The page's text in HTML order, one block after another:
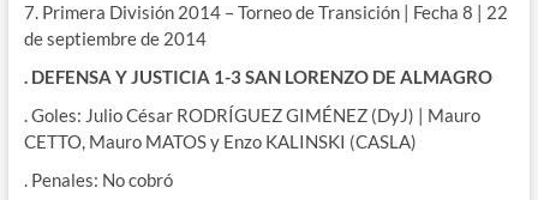
7. Primera División 2014 – Torneo de Transición | Fecha 8 | 22
de septiembre de 2014
. DEFENSA Y JUSTICIA 1-3 SAN LORENZO DE ALMAGRO
. Goles: Julio César RODRÍGUEZ GIMÉNEZ (DyJ) | Mauro
CETTO, Mauro MATOS y Enzo KALINSKI (CASLA)
. Penales: No cobró